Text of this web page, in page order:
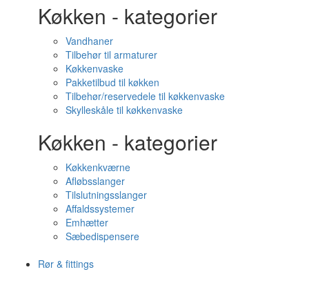
Køkken - kategorier
Vandhaner
Tilbehør til armaturer
Køkkenvaske
Pakketilbud til køkken
Tilbehør/reservedele til køkkenvaske
Skylleskåle til køkkenvaske
Køkken - kategorier
Køkkenkværne
Afløbsslanger
Tilslutningsslanger
Affaldssystemer
Emhætter
Sæbedispensere
Rør & fittings